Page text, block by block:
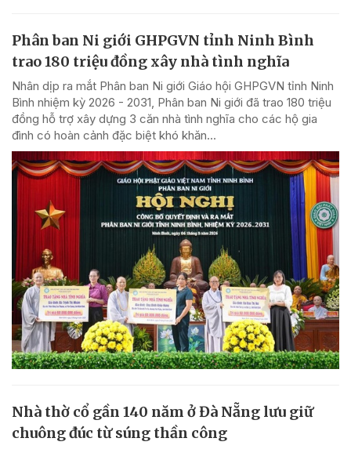
Phân ban Ni giới GHPGVN tỉnh Ninh Bình
trao 180 triệu đồng xây nhà tình nghĩa
Nhân dịp ra mắt Phân ban Ni giới Giáo hội GHPGVN tỉnh Ninh
Bình nhiệm kỳ 2026 - 2031, Phân ban Ni giới đã trao 180 triệu
đồng hỗ trợ xây dựng 3 căn nhà tình nghĩa cho các hộ gia
đình có hoàn cảnh đặc biệt khó khăn...
Nhà thờ cổ gần 140 năm ở Đà Nẵng lưu giữ
chuông đúc từ súng thần công